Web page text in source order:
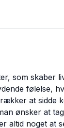
som skaber
følelse,
at sidde
ønsker at
altid noget at